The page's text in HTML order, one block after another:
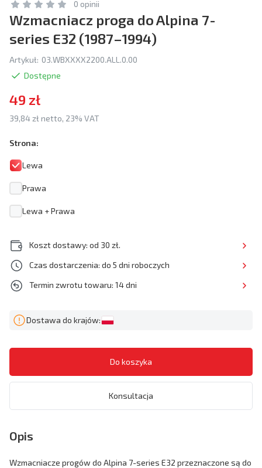
0 opinii
Wzmacniacz proga do Alpina 7-
series E32 (1987–1994)
Artykuł: 03.WBXXXX2200.ALL.0.00
Dostępne
49 zł
39,84 zł netto, 23% VAT
Strona:
Lewa
Prawa
Lewa + Prawa
Koszt dostawy: od 30 zł.
Czas dostarczenia: do 5 dni roboczych
Termin zwrotu towaru: 14 dni
Dostawa do krajów:
Konsultacja
Opis
Wzmacniacze progów do Alpina 7-series E32 przeznaczone są do